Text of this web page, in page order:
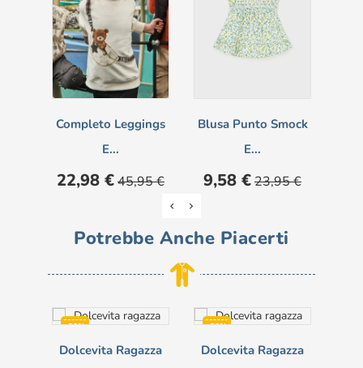
Completo Leggings
E...
Prezzo
22,98 € Prezzo
base
45,95 €
Blusa Punto Smock
E...
Prezzo
9,58 € Prezzo
base
23,95 €
Potrebbe Anche Piacerti
-50%
Dolcevita Ragazza
-50%
Dolcevita Ragazza